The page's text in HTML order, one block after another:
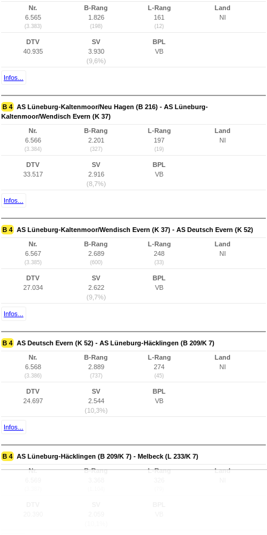
Nr.
6.565
(3.383)
B-Rang
1.826
(198)
L-Rang
161
(12)
Land
NI
DTV
40.935
SV
3.930
(9,6%)
BPL
VB
Infos...
B 4 AS Lüneburg-Kaltenmoor/Neu Hagen (B 216) - AS Lüneburg-
Kaltenmoor/Wendisch Evern (K 37)
Nr.
6.566
(3.384)
B-Rang
2.201
(327)
L-Rang
197
(19)
Land
NI
DTV
33.517
SV
2.916
(8,7%)
BPL
VB
Infos...
B 4 AS Lüneburg-Kaltenmoor/Wendisch Evern (K 37) - AS Deutsch Evern (K 52)
Nr.
6.567
(3.385)
B-Rang
2.689
(600)
L-Rang
248
(33)
Land
NI
DTV
27.034
SV
2.622
(9,7%)
BPL
VB
Infos...
B 4 AS Deutsch Evern (K 52) - AS Lüneburg-Häcklingen (B 209/K 7)
Nr.
6.568
(3.386)
B-Rang
2.889
(737)
L-Rang
274
(45)
Land
NI
DTV
24.697
SV
2.544
(10,3%)
BPL
VB
Infos...
B 4 AS Lüneburg-Häcklingen (B 209/K 7) - Melbeck (L 233/K 7)
Nr.
B-Rang
L-Rang
Land